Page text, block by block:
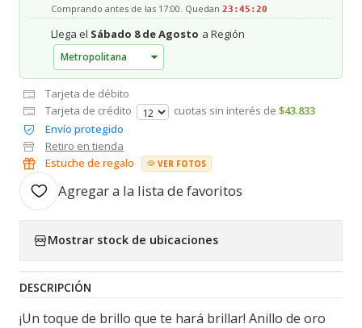
Comprando antes de las 17:00. Quedan 23:45:19
Llega el Sábado 8 de Agosto a Región
Tarjeta de débito
Tarjeta de crédito
cuotas sin interés de $43.833
Envío protegido
Retiro en tienda
Estuche de regalo
VER FOTOS
Agregar a la lista de favoritos
Mostrar stock de ubicaciones
DESCRIPCIÓN
¡Un toque de brillo que te hará brillar! Anillo de oro